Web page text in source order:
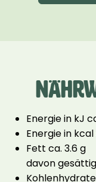
Energie in kJ
Energie in kcal
Fett ca. 3.6 g
davon